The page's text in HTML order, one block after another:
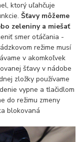
ktorý uľahčuje
Šťavy môžeme
zeleniny a miešať
smer otáčania -
režime musí
v akomkoľvek
šťavy v nádobe
zložky používame
vypne a tlačidlom
do režimu zmeny
blokovaná